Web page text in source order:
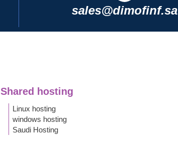
sales@dimofinf.sa
Shared hosting
Linux hosting
windows hosting
Saudi Hosting